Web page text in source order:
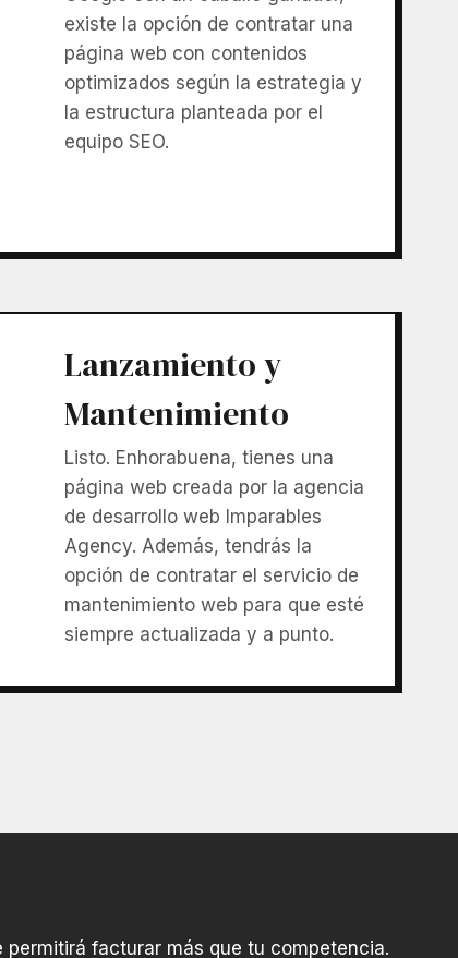
existe la opción de contratar una
página web con contenidos
optimizados según la estrategia y
la estructura planteada por el
equipo SEO.
Lanzamiento y
Mantenimiento
Listo. Enhorabuena, tienes una
página web creada por la agencia
de desarrollo web Imparables
Agency. Además, tendrás la
opción de contratar el servicio de
mantenimiento web para que esté
siempre actualizada y a punto.
facturar más que tu competencia.